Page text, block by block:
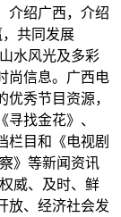
介绍广西，介绍
共同发展
水风光及多彩
尚信息。广西电
秀节目资源，
找金花》、
栏目和《电视剧
》等新闻资讯
威、及时、鲜
放、经济社会发